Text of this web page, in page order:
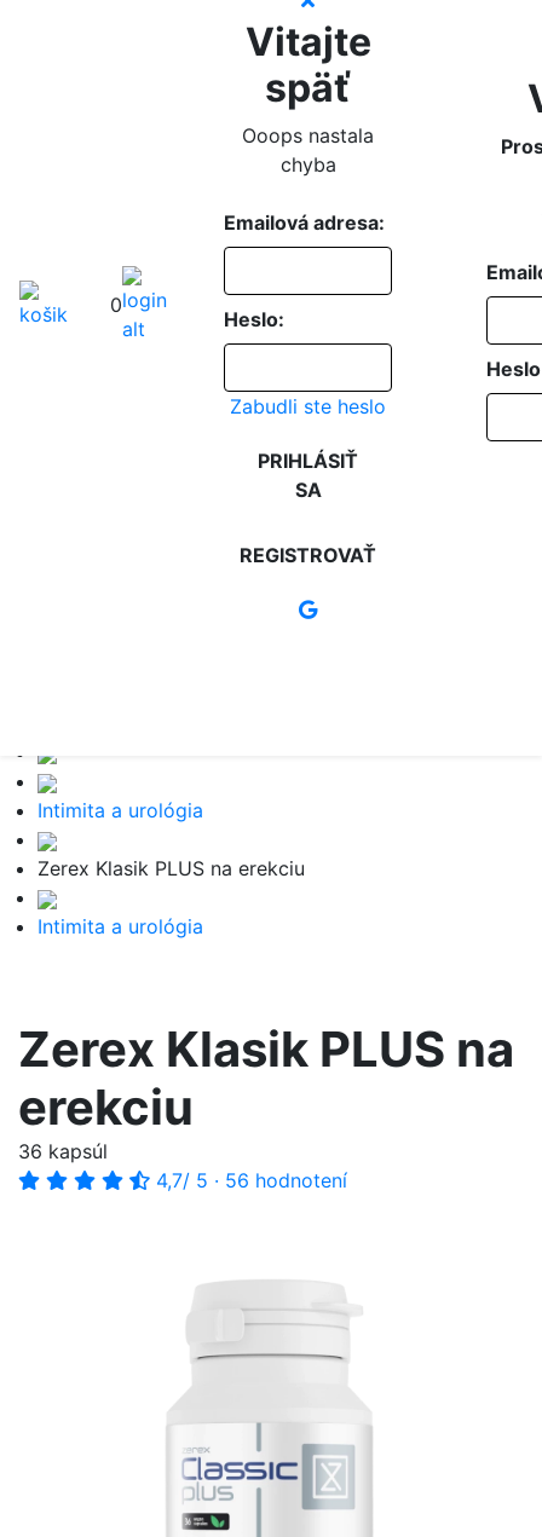
0
Vitajte
späť
Ooops nastala
chyba
Emailová adresa:
Heslo:
Zabudli ste heslo
PRIHLÁSIŤ
SA
REGISTROVAŤ
Intimita a urológia
Zerex Klasik PLUS na erekciu
Intimita a urológia
Zerex Klasik PLUS na
erekciu
36 kapsúl
4,7/ 5 · 56 hodnotení